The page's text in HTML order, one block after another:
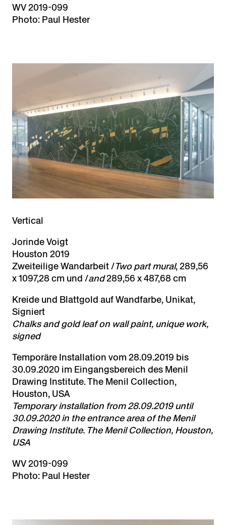
WV 2019-099
Photo: Paul Hester
Vertical
Jorinde Voigt
Houston 2019
Zweiteilige Wandarbeit /Two part mural, 289,56
x 1097,28 cm und /and289,56 x 487,68 cm
Kreide und Blattgold auf Wandfarbe, Unikat,
Signiert
Chalks and gold leaf on wall paint, unique work,
signed
Temporäre Installation vom 28.09.2019 bis
30.09.2020 im Eingangsbereich des Menil
Drawing Institute. The Menil Collection,
Houston, USA
Temporary installation from 28.09.2019 until
30.09.2020 in the entrance area of the Menil
Drawing Institute. The Menil Collection, Houston,
USA
WV 2019-099
Photo: Paul Hester